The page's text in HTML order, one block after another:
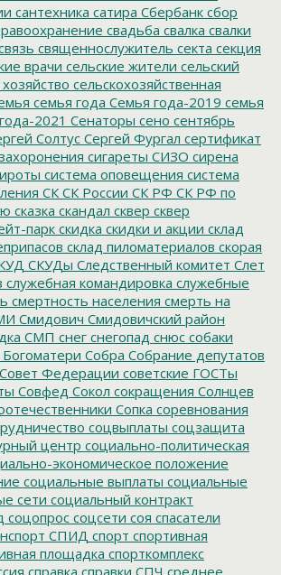
сантехника сатира Сбербанк сбор
свадьба свалка свалки
священнослужитель секта секция
врачи сельские жители сельский
сельскохозяйственная
семья года Семья года-2019 семья
2021 Сенаторы сено сентябрь
СолтусСергей Фургал сертификат
сигареты СИЗО сирена
система оповещения система
СКСК России СК РФ СК РФ по
сказка скандал сквер сквер
паркскидка скидки и акции склад
склад пиломатериалов скорая
СКУДы Следственный комитет Слет
служебная командировка служебные
смертность населения смерть на
Смидович Смидовичский район
СМП снег снегопад снюс собаки
Собра Собрание депутатов
Совет Федерации советские ГОСТы
Совфед Сокол сокращения Солнцев
Сопка соревнования
соцвыплаты соцзащита
центр социально-политическая
экономическое положение
социальные выплаты социальные
сети социальный контракт
соцопрос соцсети соя спасатели
СПИД спорт спортивная
площадка спорткомплекс